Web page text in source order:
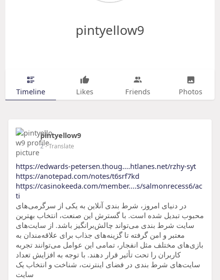
pintyellow9
Timeline Likes Friends Photos
pintyellow9
2- Translate
https://edwards-petersen.thoug....htlanes.net/rzhy-syt
https://anotepad.com/notes/t6srf7kd
https://casinokeeda.com/member....s/salmonrecess6/ac
ti
در دنیای امروز، شرط بندی آنلاین به یکی از سرگرمی‌های
محبوب تبدیل شده است. با گسترش این صنعت، انتخاب بهترین
سایت شرط بندی می‌تواند چالش‌برانگیز باشد. از سایت‌های
معتبر و امن گرفته تا گزینه‌های جذاب برای علاقه‌مندان به
بازی‌های مختلف مثل انفجار، تمامی این عوامل می‌توانند تجربه
کاربران را تحت تأثیر قرار دهند. با توجه به افزایش تعداد
سایت‌های شرط بندی در فضای اینترنت، شناخت و انتخاب یک
سایت